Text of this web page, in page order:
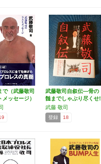
で（武藤敬司
メッセージ）
武藤敬司自叙伝―骨の
髄までしゃぶり尽くせ!
武藤 敬司
登録 18